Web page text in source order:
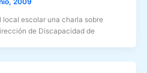
local escolar una charla sobre
de Discapacidad de